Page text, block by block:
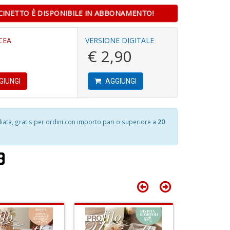
È DISPONIBILE IN ABBONAMENTO!
VERSIONE DIGITALE
€ 2,90
AGGIUNGI
gratis per ordini con importo pari o superiore a 20